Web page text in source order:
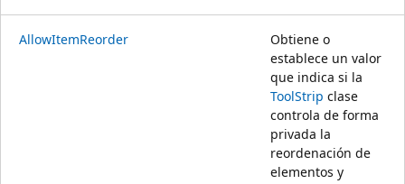
AllowItemReorder
Obtiene o
establece un valor
que indica si la
ToolStrip clase
controla de forma
privada la
reordenación de
elementos y